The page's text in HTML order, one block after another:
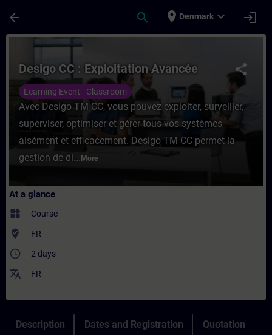
arrow_back search place Denmark expand_more login
Course - Desigo CC : Exploitation
share
Desigo CC : Exploitation Avancée
Learning Event - Classroom
Avec Desigo TM CC, vous pouvez exploiter, surveiller,
superviser, optimiser et gérer tous vos systèmes
aisément et efficacement. Desigo TM CC permet la
gestion de di... More
At a glance
widgets Course
where_to_vote FR
access_time 2 days
translate FR
Description Dates and Registration Quotation